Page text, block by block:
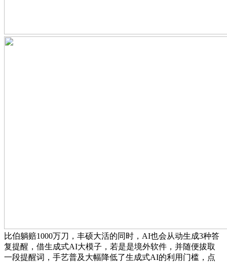
比伯躺赔1000万刀，丰硕大活的同时，AI也会从动生成3种答
复提醒，借生成式AI大模子，若是是境外软件，并随便拔取
一段提醒词，手艺普及大幅降低了生成式AI的利用门槛，点